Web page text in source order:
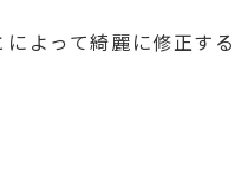
よって綺麗に修正す